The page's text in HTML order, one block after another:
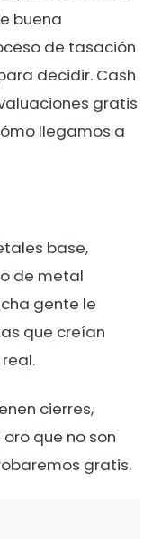
buena
de tasación
decidir. Cash
gratis
llegamos a
base,
de metal
gente le
que creían
cierres,
que no son
gratis.